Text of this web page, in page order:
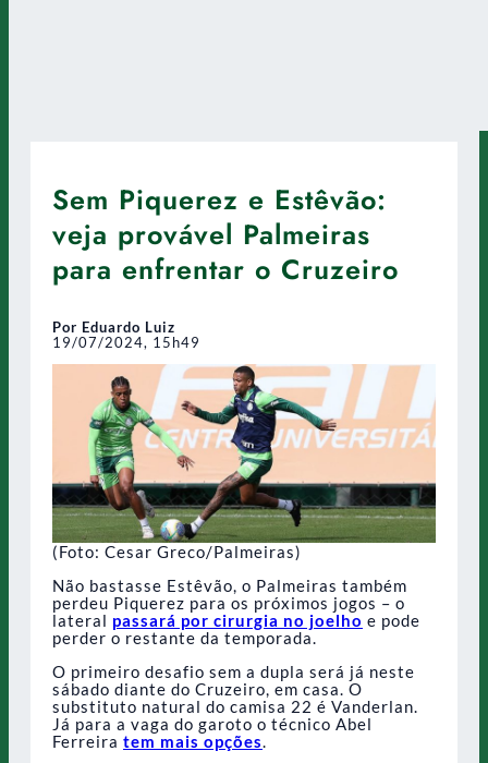
Sem Piquerez e Estêvão:
veja provável Palmeiras
para enfrentar o Cruzeiro
Por Eduardo Luiz
19/07/2024, 15h49
(Foto: Cesar Greco/Palmeiras)
Não bastasse Estêvão, o Palmeiras também
perdeu Piquerez para os próximos jogos – o
lateral passará por cirurgia no joelho e pode
perder o restante da temporada.
O primeiro desafio sem a dupla será já neste
sábado diante do Cruzeiro, em casa. O
substituto natural do camisa 22 é Vanderlan.
Já para a vaga do garoto o técnico Abel
Ferreira tem mais opções.